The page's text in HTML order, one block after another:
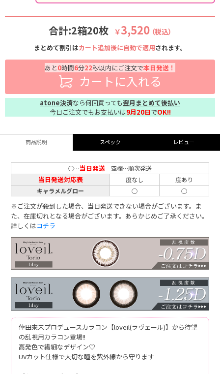
合計:2箱20枚 ￥3,520 （税込）
まとめて割引はカート追加後に自動で適用されます。
あと0時間6分21秒以内にご注文で本日発送！
カートに入れる
atone決済なら何回買っても翌月まとめて後払い
今日ご注文でもお支払いは9月20日でOK!!
商品説明 スペック レビュー
○…当日発送 空欄…順次発送
当日発送対応表 度なし
度あり
キャラメルグロー
○ ○
※ご注文が殺到した場合、当日発送できない場合がございます。ま
た、在庫切れとなる場合がございます。あらかじめご了承ください。
詳しくはコチラ
倖田來未プロデュースカラコン【loveil(ラヴェール)】から待望
の乱視用カラコン登場!!
高発色で繊細なデザイン♡
UVカット仕様で大切な瞳を紫外線から守ります